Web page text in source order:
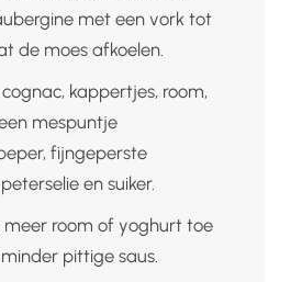
met een vork tot
de moes afkoelen.
kappertjes, room,
mespuntje
fijngeperste
en suiker.
meer room of yoghurt toe
pittige saus.